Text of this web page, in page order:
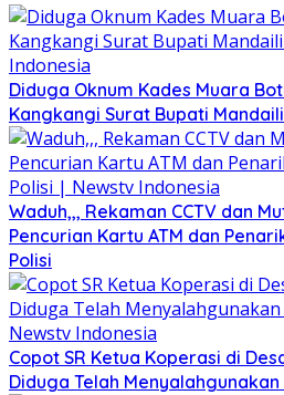
Diduga Oknum Kades Muara
Kangkangi Surat Bupati
Waduh,,, Rekaman CCTV dan
Pencurian Kartu ATM dan
Polisi
Copot SR Ketua Koperasi di
Diduga Telah